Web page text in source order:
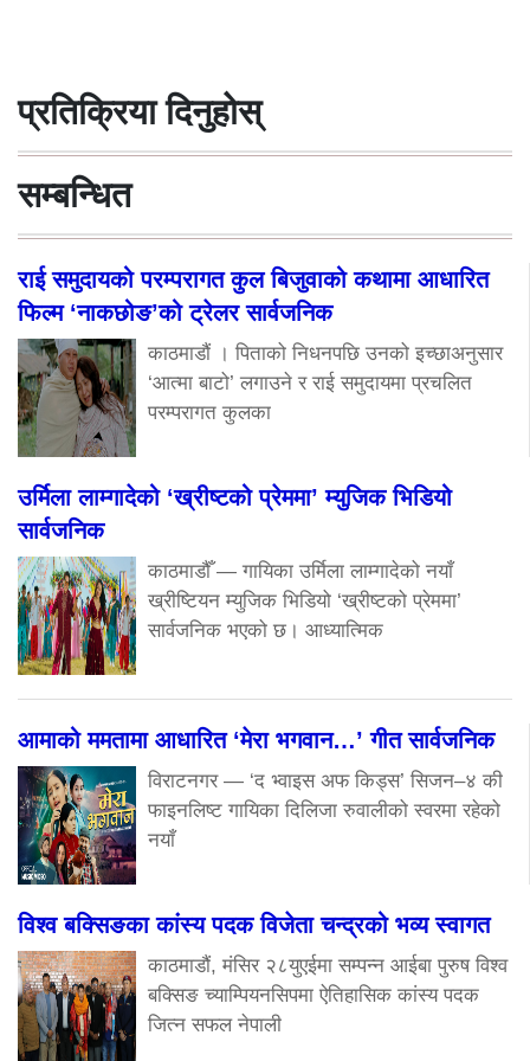
प्रतिक्रिया दिनुहोस्
सम्बन्धित
राई समुदायको परम्परागत कुल बिजुवाको कथामा आधारित
फिल्म ‘नाकछोङ’को ट्रेलर सार्वजनिक
काठमाडौं । पिताको निधनपछि उनको इच्छाअनुसार
‘आत्मा बाटो’ लगाउने र राई समुदायमा प्रचलित
परम्परागत कुलका
उर्मिला लाम्गादेको ‘ख्रीष्टको प्रेममा’ म्युजिक भिडियो
सार्वजनिक
काठमाडौँ — गायिका उर्मिला लाम्गादेको नयाँ
ख्रीष्टियन म्युजिक भिडियो ‘ख्रीष्टको प्रेममा’
सार्वजनिक भएको छ। आध्यात्मिक
आमाको ममतामा आधारित ‘मेरा भगवान…’ गीत सार्वजनिक
विराटनगर — ‘द भ्वाइस अफ किड्स’ सिजन–४ की
फाइनलिष्ट गायिका दिलिजा रुवालीको स्वरमा रहेको
नयाँ
विश्व बक्सिङका कांस्य पदक विजेता चन्द्रको भव्य स्वागत
काठमाडौं, मंसिर २८युएईमा सम्पन्न आईबा पुरुष विश्व
बक्सिङ च्याम्पियनसिपमा ऐतिहासिक कांस्य पदक
जित्न सफल नेपाली